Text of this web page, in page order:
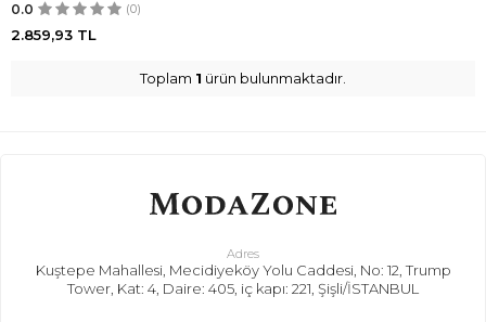
0.0 (0)
2.859,93 TL
Toplam 1 ürün bulunmaktadır.
Adres
Kuştepe Mahallesi, Mecidiyeköy Yolu Caddesi, No: 12, Trump
Tower, Kat: 4, Daire: 405, iç kapı: 221, Şişli/İSTANBUL